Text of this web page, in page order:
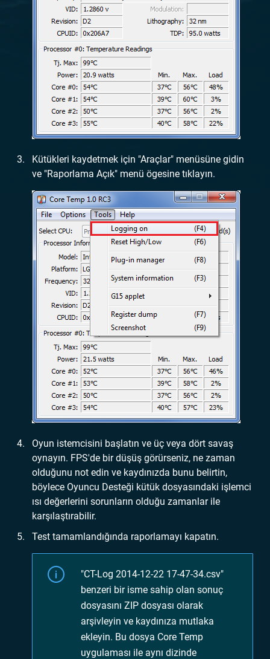
Kütükleri kaydetmek için "Araçlar" menüsüne gidin
ve "Raporlama Açık" menü ögesine tıklayın.
Oyun istemcisini başlatın ve üç veya dört savaş
oynayın. FPS'de bir düşüş görürseniz, ne zaman
olduğunu not edin ve kaydınızda bunu belirtin,
böylece Oyuncu Desteği kütük dosyasındaki işlemci
ısı değerlerini sorunların olduğu zamanlar ile
karşılaştırabilir.
Test tamamlandığında raporlamayı kapatın.
"CT-Log 2014-12-22 17-47-34.csv"
benzeri bir isme sahip olan sonuç
dosyasını ZIP dosyası olarak
arşivleyin ve kaydınıza mutlaka
ekleyin. Bu dosya Core Temp
uygulaması ile aynı dizinde